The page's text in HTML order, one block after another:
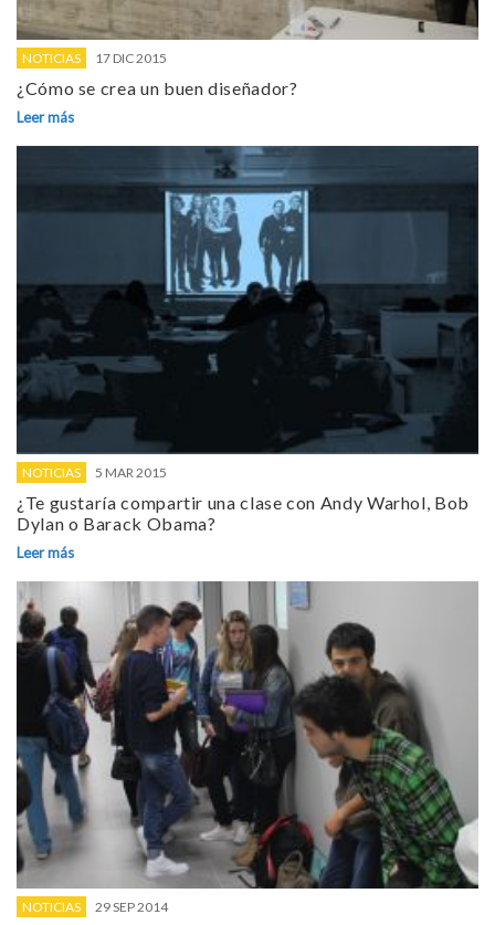
NOTICIAS 17 DIC 2015
¿Cómo se crea un buen diseñador?
Leer más
NOTICIAS 5 MAR 2015
¿Te gustaría compartir una clase con Andy Warhol, Bob
Dylan o Barack Obama?
Leer más
NOTICIAS 29 SEP 2014